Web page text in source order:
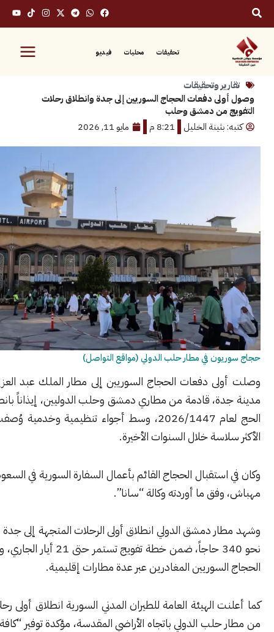
محليات فيديو
وتحقيقات
دفعات الحجاج السوريين إلى جدة وانطلاق رحلات
من دمشق وحلب
بثينة الخليل
8:21 م مايو 11, 2026
في مطار حلب الدولي (مواقع التواصل)
دفعات الحجاج السوريين إلى مطار الملك عبد العزيز الدولي في
قادمة من مطاري دمشق وحلب الدوليين، إيذاناً بانطلاق موسم
الحج لعام 2026/1447، وسط أجواء تنظيمية وخدمية وُصفت بأنها من
خلال السنوات الأخيرة.
الحجاج القائم بأعمال السفارة السورية في السعودية محسن
ما أوردته وكالة “سانا”.
دمشق الدولي انطلاق أولى الرحلات المتجهة إلى جدة وعلى متنها
نحو 340 حاجاً، ضمن خطة تفويج تستمر حتى 21 أيار الجاري، وتشمل آلاف
المغادرين عبر عدة مطارات إقليمية.
الهيئة العامة للطيران المدني السورية انطلاق أولى رحلات الحجاج
الدولي باتجاه الأراضي المقدسة، مؤكدة توفير “كافة التسهيلات